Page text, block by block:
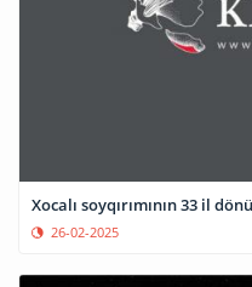
Xocalı soyqırımının 33 il
26-02-2025